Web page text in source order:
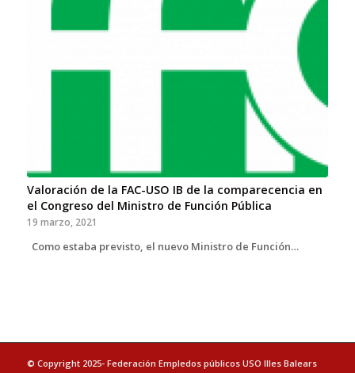
Valoración de la FAC-USO IB de la comparecencia en
el Congreso del Ministro de Función Pública
19 marzo, 2021
Como estaba previsto, el nuevo Ministro de Función…
© Copyright 2025- Federación Empledos públicos USO Illes Balears